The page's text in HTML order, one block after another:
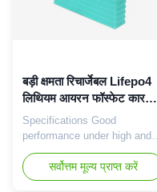
बड़ी क्षमता रिचार्जेबल Lifepo4
लिथियम आयरन फॉस्फेट कार
बैटरी
Specifications Good
performance under high and
low temperature; Good safety
performance; Good cycle life
time; No pollution during
सर्वोत्तम मूल्य प्राप्त करें